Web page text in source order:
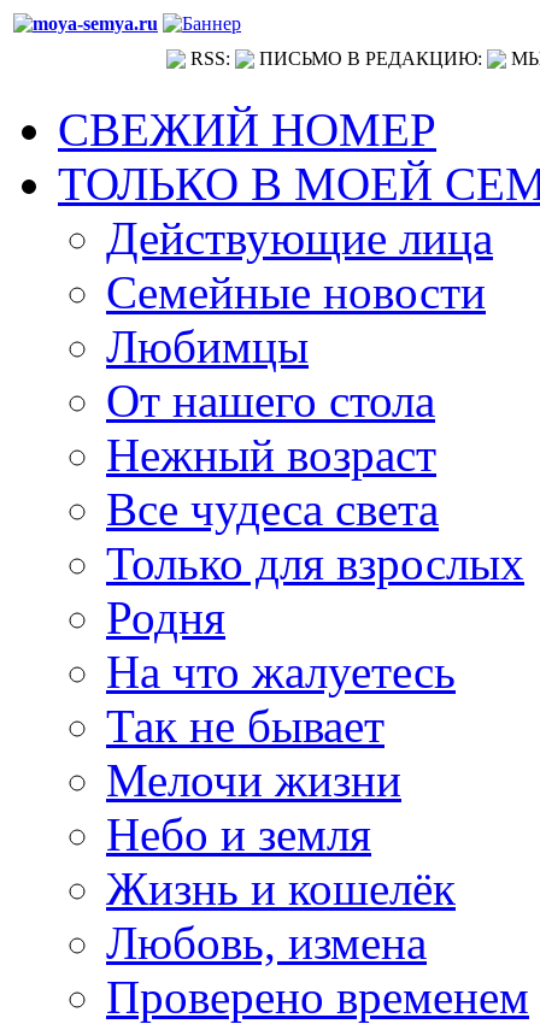
RSS: ПИСЬМО В РЕДАКЦИЮ:
СВЕЖИЙ НОМЕР
ТОЛЬКО В МОЕЙ
Действующие лица
Семейные новости
Любимцы
От нашего стола
Нежный возраст
Все чудеса света
Только для взрослых
Родня
На что жалуетесь
Так не бывает
Мелочи жизни
Небо и земля
Жизнь и кошелёк
Любовь, измена
Проверено временем